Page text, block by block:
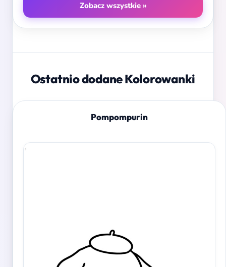
Zobacz wszystkie »
Ostatnio dodane Kolorowanki
Pompompurin